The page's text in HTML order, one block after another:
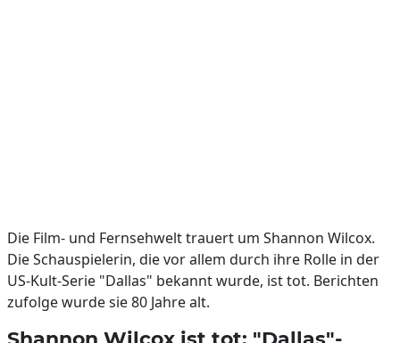
Die Film- und Fernsehwelt trauert um Shannon Wilcox.
Die Schauspielerin, die vor allem durch ihre Rolle in der
US-Kult-Serie "Dallas" bekannt wurde, ist tot. Berichten
zufolge wurde sie 80 Jahre alt.